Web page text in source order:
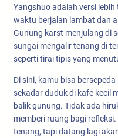
Yangshuo adalah versi
waktu berjalan lambat dan
Gunung karst menjulang di
sungai mengalir tenang di
seperti tirai tipis yang
Di sini, kamu bisa
sekadar duduk di kafe kecil
balik gunung. Tidak ada
memberi ruang bagi
tenang, tapi datang lagi